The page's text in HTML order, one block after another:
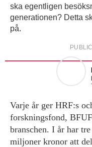
ska egentligen
generationen? Detta
på.
Varje år ger HRF:s
forskningsfond,
branschen. I år har
miljoner kronor att